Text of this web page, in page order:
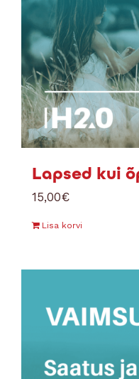
Lapsed kui
15,00€
Lisa korvi